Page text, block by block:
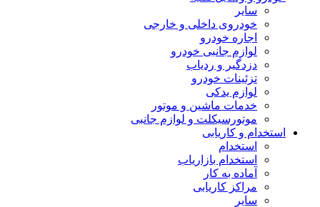
خودروی داخلی و خارجی
اجاره خودرو
لوازم جانبی خودرو
دزدگیر و ردیاب
تزئینات خودرو
لوازم یدکی
خدمات ماشین و موتور
موتورسیکلت و لوازم جانبی
و کاریابی
استخدام
استخدام بازاریاب
آماده به کار
مراکز کاریابی